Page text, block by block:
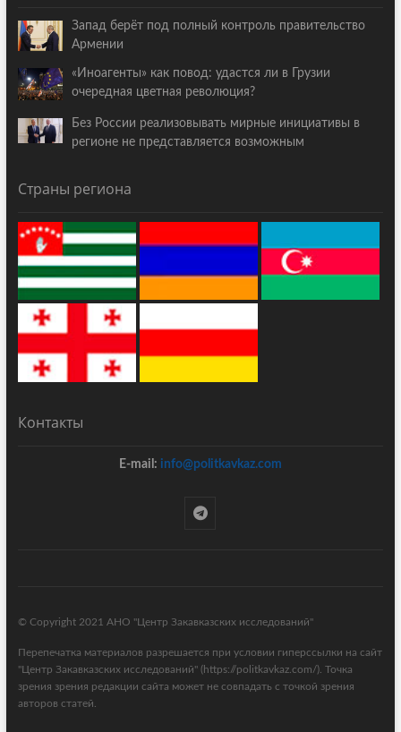
Запад берёт под полный контроль правительство
Армении
«Иноагенты» как повод: удастся ли в Грузии
очередная цветная революция?
Без России реализовывать мирные инициативы в
регионе не представляется возможным
Страны региона
Контакты
E-mail: info@politkavkaz.com
© Copyright 2021 АНО "Центр Закавказских исследований"
Перепечатка материалов разрешается при условии гиперссылки на сайт
"Центр Закавказских исследований" (https://politkavkaz.com/). Точка
зрения зрения редакции сайта может не совпадать с точкой зрения
авторов статей.